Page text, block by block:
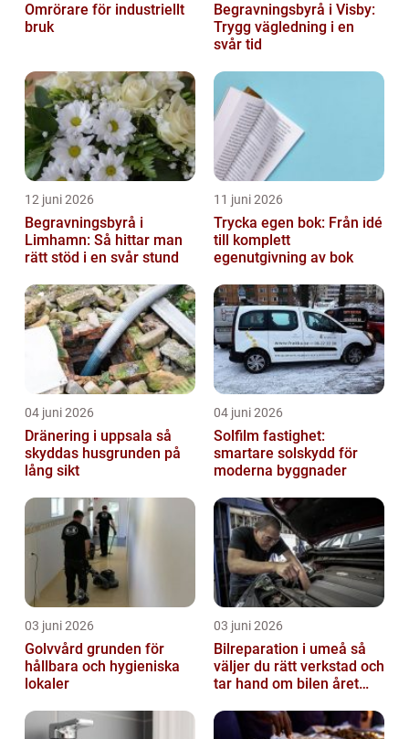
Omrörare för industriellt
bruk
Begravningsbyrå i Visby:
Trygg vägledning i en
svår tid
12 juni 2026
Begravningsbyrå i
Limhamn: Så hittar man
rätt stöd i en svår stund
11 juni 2026
Trycka egen bok: Från idé
till komplett
egenutgivning av bok
04 juni 2026
Dränering i uppsala så
skyddas husgrunden på
lång sikt
04 juni 2026
Solfilm fastighet:
smartare solskydd för
moderna byggnader
03 juni 2026
Golvvård grunden för
hållbara och hygieniska
lokaler
03 juni 2026
Bilreparation i umeå så
väljer du rätt verkstad och
tar hand om bilen året